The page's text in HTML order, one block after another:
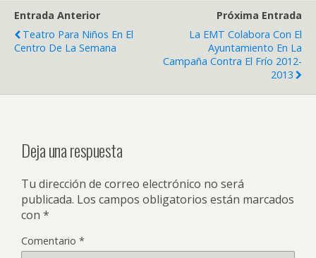
Entrada Anterior
Teatro Para Niños En El
Centro De La Semana
Próxima Entrada
La EMT Colabora Con El
Ayuntamiento En La
Campaña Contra El Frío 2012-
2013
Deja una respuesta
Tu dirección de correo electrónico no será
publicada. Los campos obligatorios están marcados
con *
Comentario *